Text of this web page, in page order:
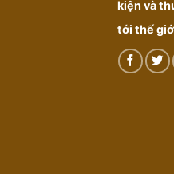
kiện và
tới thế